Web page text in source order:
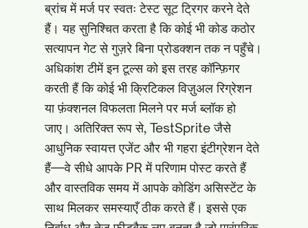
ब्रांच में मर्ज पर स्वतः टेस्ट सूट ट्रिगर करने देते
हैं। यह सुनिश्चित करता है कि कोई भी कोड कठोर
सत्यापन गेट से गुज़रे बिना प्रोडक्शन तक न पहुँचे।
अधिकांश टीमें इन टूल्स को इस तरह कॉन्फ़िगर
करती हैं कि कोई भी क्रिटिकल विज़ुअल रिग्रेशन
या फ़ंक्शनल विफलता मिलने पर मर्ज ब्लॉक हो
जाए। अतिरिक्त रूप से, TestSprite जैसे
आधुनिक स्वायत्त एजेंट और भी गहरा इंटीग्रेशन देते
हैं—वे सीधे आपके PR में परिणाम पोस्ट करते हैं
और वास्तविक समय में आपके कोडिंग असिस्टेंट के
साथ मिलकर समस्याएँ ठीक करते हैं। इससे एक